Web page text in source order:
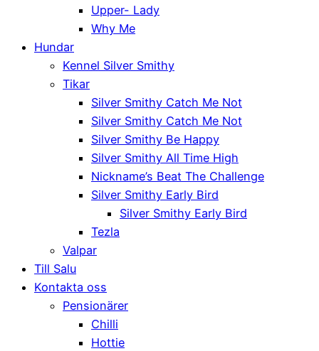
Upper- Lady
Why Me
Hundar
Kennel Silver Smithy
Tikar
Silver Smithy Catch Me Not
Silver Smithy Catch Me Not
Silver Smithy Be Happy
Silver Smithy All Time High
Nickname’s Beat The Challenge
Silver Smithy Early Bird
Silver Smithy Early Bird
Tezla
Valpar
Till Salu
Kontakta oss
Pensionärer
Chilli
Hottie